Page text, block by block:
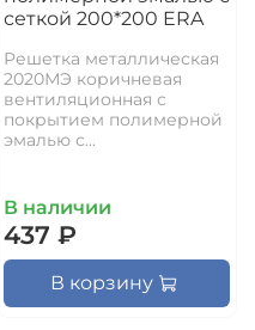
сеткой 200*200 ERA
Решетка металлическая
2020МЭ коричневая
вентиляционная с
покрытием полимерной
эмалью с...
В наличии
437 ₽
В корзину